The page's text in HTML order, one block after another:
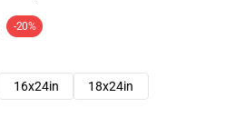
-20%
16x24in 18x24in